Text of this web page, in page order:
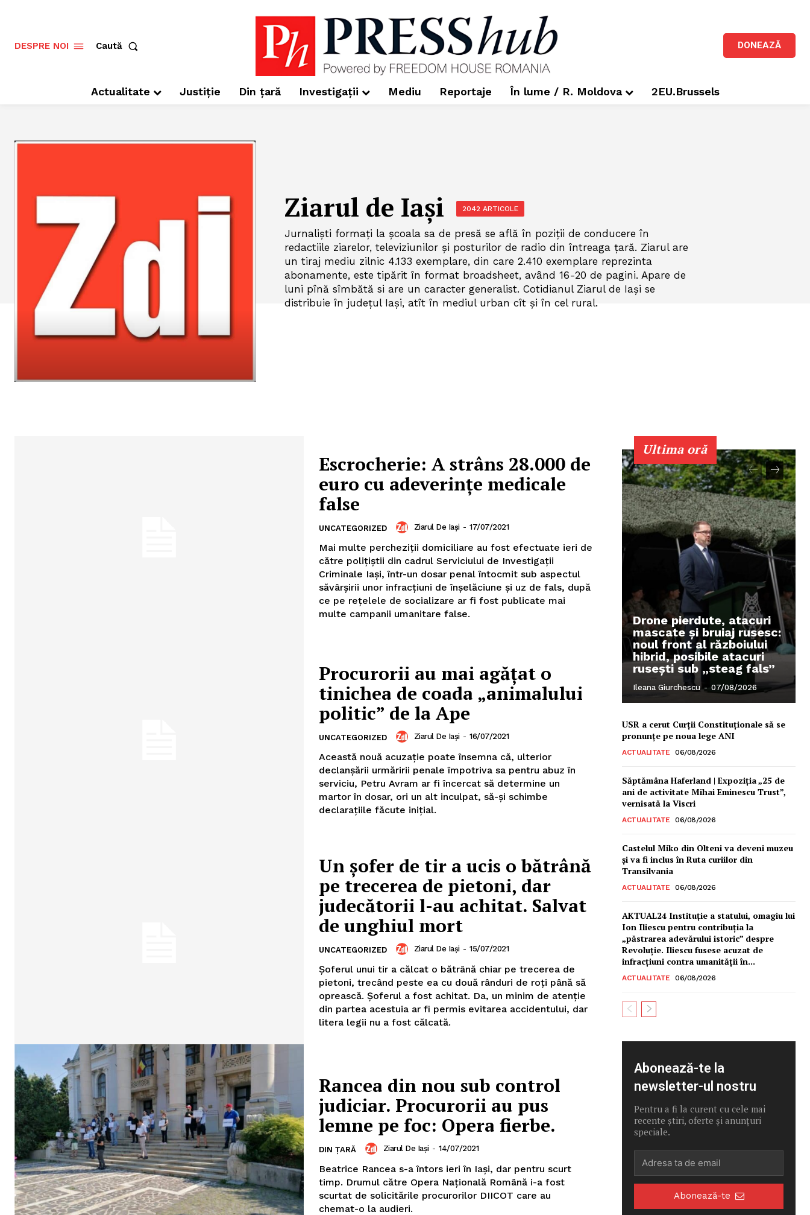
FREEDOM HOUSE
ROMÂNIA
PRESShub
Despre noi / Echipa
Proiecte editoriale
Rețea
Contact
DESPRE NOI Caută DONEAZĂ
Actualitate Justiție Din țară Investigații Mediu Reportaje În lume / R. Moldova 2EU.Brussels
Ziarul de Iași 2042 ARTICOLE
Jurnalişti formaţi la şcoala sa de presă se află în poziţii de conducere în
redactiile ziarelor, televiziunilor şi posturilor de radio din întreaga ţară. Ziarul are
un tiraj mediu zilnic 4.133 exemplare, din care 2.410 exemplare reprezinta
abonamente, este tipărit în format broadsheet, având 16-20 de pagini. Apare de
luni pînă sîmbătă si are un caracter generalist. Cotidianul Ziarul de Iaşi se
distribuie în judeţul Iaşi, atît în mediul urban cît şi în cel rural.
Escrocherie: A strâns 28.000 de
euro cu adeverințe medicale
false
UNCATEGORIZED Ziarul De Iași - 17/07/2021
Mai multe percheziţii domiciliare au fost efectuate ieri de
către poliţiştii din cadrul Serviciului de Investigaţii
Criminale Iaşi, într-un dosar penal întocmit sub aspectul
săvârşirii unor infracţiuni de înşelăciune şi uz de fals, după
ce pe reţelele de socializare ar fi fost publicate mai
multe campanii umanitare false.
Procurorii au mai agăţat o
tinichea de coada „animalului
politic” de la Ape
UNCATEGORIZED Ziarul De Iași - 16/07/2021
Această nouă acuzaţie poate însemna că, ulterior
declanşării urmăririi penale împotriva sa pentru abuz în
serviciu, Petru Avram ar fi încercat să determine un
martor în dosar, ori un alt inculpat, să-şi schimbe
declaraţiile făcute iniţial.
Un şofer de tir a ucis o bătrână
pe trecerea de pietoni, dar
judecătorii l-au achitat. Salvat
de unghiul mort
UNCATEGORIZED Ziarul De Iași - 15/07/2021
Şoferul unui tir a călcat o bătrână chiar pe trecerea de
pietoni, trecând peste ea cu două rânduri de roţi până să
oprească. Şoferul a fost achitat. Da, un minim de atenţie
din partea acestuia ar fi permis evitarea accidentului, dar
litera legii nu a fost călcată.
Rancea din nou sub control
judiciar. Procurorii au pus
lemne pe foc: Opera fierbe.
DIN ȚARĂ Ziarul De Iași - 14/07/2021
Beatrice Rancea s-a întors ieri în Iaşi, dar pentru scurt
timp. Drumul către Opera Naţională Română i-a fost
scurtat de solicitările procurorilor DIICOT care au
chemat-o la audieri.
Ultima oră
Drone pierdute, atacuri
mascate și bruiaj rusesc:
noul front al războiului
hibrid, posibile atacuri
rusești sub „steag fals”
Ileana Giurchescu - 07/08/2026
USR a cerut Curții Constituționale să se
pronunțe pe noua lege ANI
ACTUALITATE 06/08/2026
Săptămâna Haferland | Expoziţia „25 de
ani de activitate Mihai Eminescu Trust”,
vernisată la Viscri
ACTUALITATE 06/08/2026
Castelul Miko din Olteni va deveni muzeu
şi va fi inclus în Ruta curiilor din
Transilvania
ACTUALITATE 06/08/2026
AKTUAL24 Instituție a statului, omagiu lui
Ion Iliescu pentru contribuția la
„păstrarea adevărului istoric” despre
Revoluție. Iliescu fusese acuzat de
infracțiuni contra umanității în...
ACTUALITATE 06/08/2026
Abonează-te la
newsletter-ul nostru
Pentru a fi la curent cu cele mai
recente știri, oferte și anunțuri
speciale.
Abonează-te